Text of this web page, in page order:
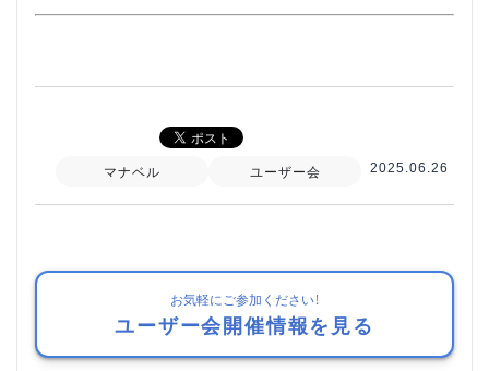
マナベル ユーザー会 2025.06.26
お気軽にご参加ください！
ユーザー会開催情報を見る